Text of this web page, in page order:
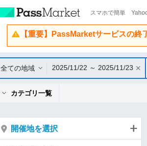
スマホで簡単
【重要】PassMarketサービスの終
全ての地域 2025/11/22 ～ 2025/11/23
カテゴリ一覧
開催地を選択